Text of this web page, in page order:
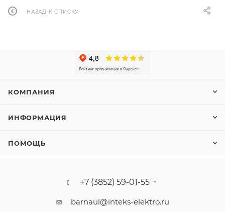
НАЗАД К СПИСКУ
КОМПАНИЯ
ИНФОРМАЦИЯ
ПОМОЩЬ
+7 (3852) 59-01-55
barnaul@inteks-elektro.ru